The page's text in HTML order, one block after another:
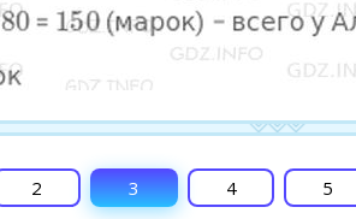
2 3 4 5